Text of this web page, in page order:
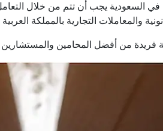
في السعودية يجب أن تتم من خلال
والمعاملات التجارية بالمملكة
من أفضل المحامين والمستشارين